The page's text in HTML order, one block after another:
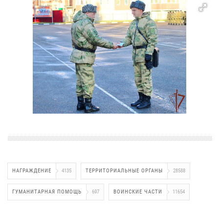
НАГРАЖДЕНИЕ 4135 ТЕРРИТОРИАЛЬНЫЕ ОРГАНЫ 28588
ГУМАНИТАРНАЯ ПОМОЩЬ 697 ВОИНСКИЕ ЧАСТИ 11654